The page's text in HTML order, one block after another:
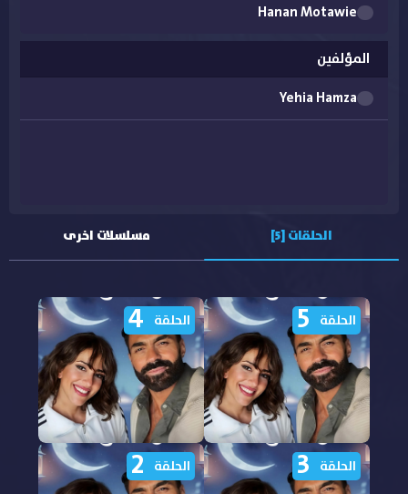
Hanan Motawie
Khaled Selim
Mohamed Abd El Azim
المؤلفين
Yehia Hamza
الحلقات [5] مسلسلات اخرى
مشاهدة مسلسل المصيدة
الحلقة 5 الخامسة HD
الحلقة 5
مشاهدة مسلسل المصيدة
الحلقة 4 الرابعة HD
الحلقة 4
الحلقة 3 الحلقة 2